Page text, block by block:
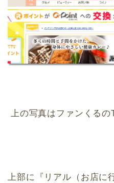
上の写真はファンくるの
上部に『リアル（お店に